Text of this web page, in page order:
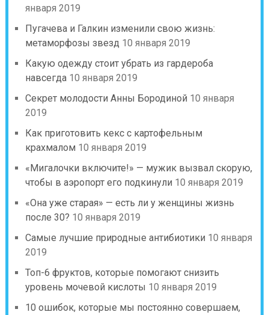
января 2019
Пугачева и Галкин изменили свою жизнь:
метаморфозы звезд 10 января 2019
Какую одежду стоит убрать из гардероба
навсегда 10 января 2019
Секрет молодости Анны Бородиной 10 января
2019
Как приготовить кекс с картофельным
крахмалом 10 января 2019
«Мигалочки включите!» — мужик вызвал скорую,
чтобы в аэропорт его подкинули 10 января 2019
«Она уже старая» — есть ли у женщины жизнь
после 30? 10 января 2019
Самые лучшие природные антибиотики 10 января
2019
Топ-6 фруктов, которые помогают снизить
уровень мочевой кислоты 10 января 2019
10 ошибок, которые мы постоянно совершаем,